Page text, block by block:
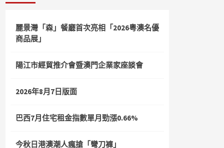
麗景灣「森」餐廳首次亮相「2026粵澳名優
商品展」
陽江市經貿推介會暨澳門企業家座談會
2026年8月7日版面
巴西7月住宅租金指數單月勁漲0.66%
今秋日港澳潮人瘋搶「彎刀褲」